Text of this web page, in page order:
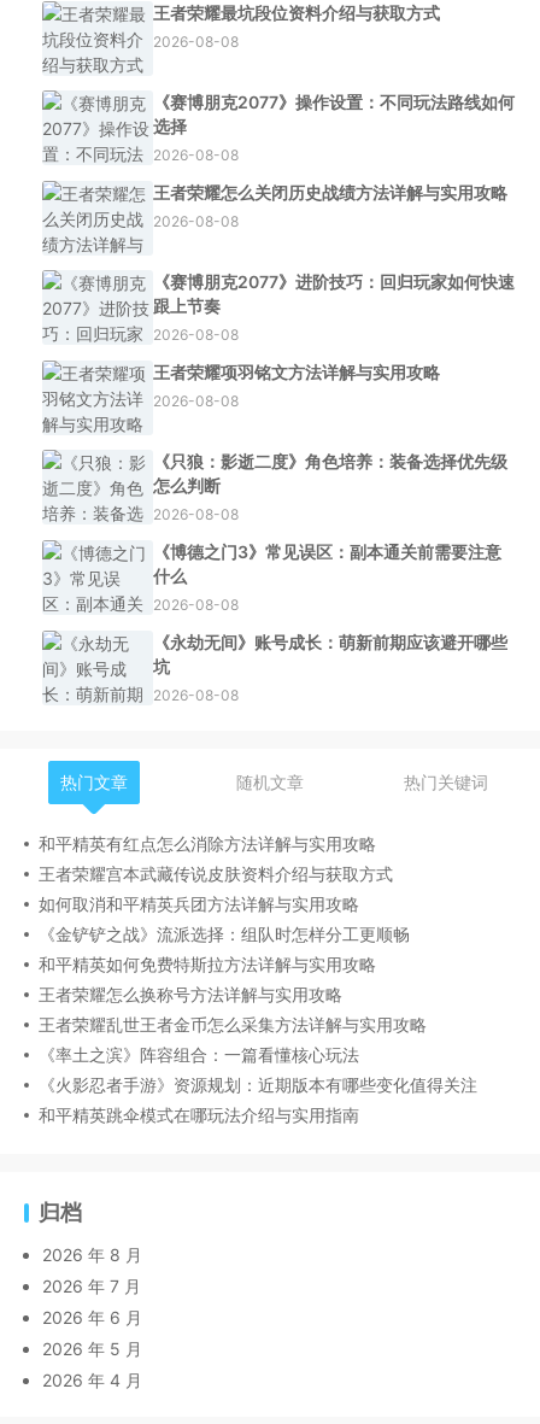
王者荣耀最坑段位资料介绍与获取方式
2026-08-08
《赛博朋克2077》操作设置：不同玩法路线如何
选择
2026-08-08
王者荣耀怎么关闭历史战绩方法详解与实用攻略
2026-08-08
《赛博朋克2077》进阶技巧：回归玩家如何快速
跟上节奏
2026-08-08
王者荣耀项羽铭文方法详解与实用攻略
2026-08-08
《只狼：影逝二度》角色培养：装备选择优先级
怎么判断
2026-08-08
《博德之门3》常见误区：副本通关前需要注意
什么
2026-08-08
《永劫无间》账号成长：萌新前期应该避开哪些
坑
2026-08-08
热门文章 随机文章 热门关键词
和平精英有红点怎么消除方法详解与实用攻略
王者荣耀宫本武藏传说皮肤资料介绍与获取方式
如何取消和平精英兵团方法详解与实用攻略
《金铲铲之战》流派选择：组队时怎样分工更顺畅
和平精英如何免费特斯拉方法详解与实用攻略
王者荣耀怎么换称号方法详解与实用攻略
王者荣耀乱世王者金币怎么采集方法详解与实用攻略
《率土之滨》阵容组合：一篇看懂核心玩法
《火影忍者手游》资源规划：近期版本有哪些变化值得关注
和平精英跳伞模式在哪玩法介绍与实用指南
归档
2026 年 8 月
2026 年 7 月
2026 年 6 月
2026 年 5 月
2026 年 4 月